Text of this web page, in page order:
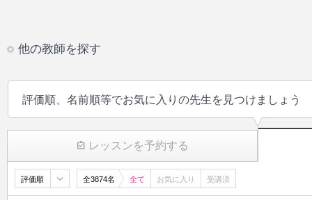
他の教師を探す
レッスンを予約する
評価順、名前順等でお気に入りの先生を見つけましょう
評価順 全3874名 全て お気に入り 受講済